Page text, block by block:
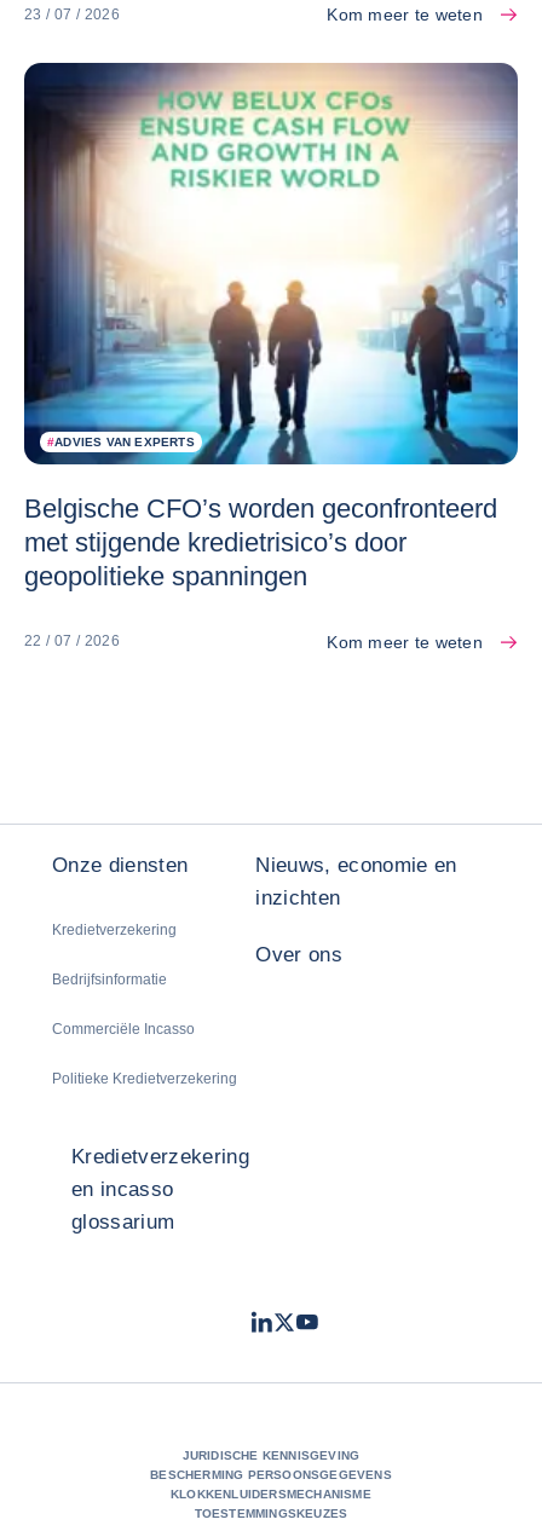
23 / 07 / 2026 Kom meer te weten
#ADVIES VAN EXPERTS
Belgische CFO’s worden geconfronteerd
met stijgende kredietrisico’s door
geopolitieke spanningen
22 / 07 / 2026 Kom meer te weten
Onze diensten
Kredietverzekering
Bedrijfsinformatie
Commerciële Incasso
Politieke Kredietverzekering
Nieuws, economie en
inzichten
Over ons
Kredietverzekering
en incasso
glossarium
LinkedIn
TwitterYoutube
JURIDISCHE KENNISGEVING
BESCHERMING PERSOONSGEGEVENS
KLOKKENLUIDERSMECHANISME
TOESTEMMINGSKEUZES